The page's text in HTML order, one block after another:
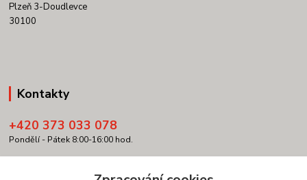
Plzeň 3-Doudlevce
30100
Kontakty
+420 373 033 078
Pondělí - Pátek 8:00-16:00 hod.